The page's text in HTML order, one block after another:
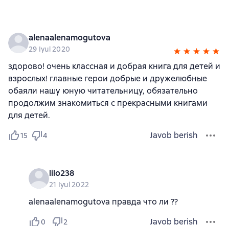
alenaalenamogutova
29 Iyul 2020
здорово! очень классная и добрая книга для детей и
взрослых! главные герои добрые и дружелюбные
обаяли нашу юную читательницу, обязательно
продолжим знакомиться с прекрасными книгами
для детей.
15 4 Javob berish
lilo238
21 Iyul 2022
alenaalenamogutova правда что ли ??
0 2 Javob berish